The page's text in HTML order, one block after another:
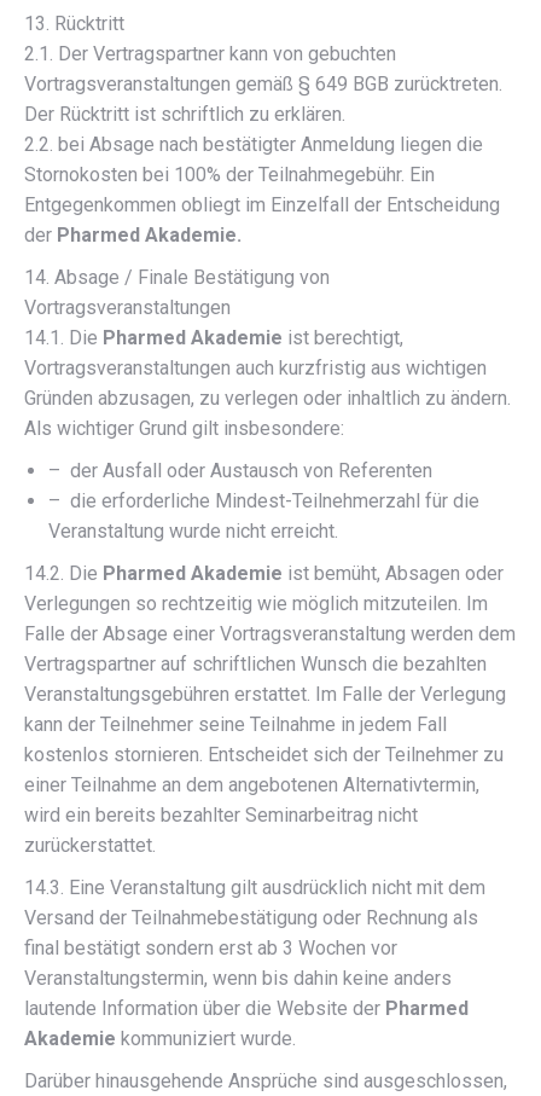
13. Rücktritt
2.1. Der Vertragspartner kann von gebuchten
Vortragsveranstaltungen gemäß § 649 BGB zurücktreten.
Der Rücktritt ist schriftlich zu erklären.
2.2. bei Absage nach bestätigter Anmeldung liegen die
Stornokosten bei 100% der Teilnahmegebühr. Ein
Entgegenkommen obliegt im Einzelfall der Entscheidung
der Pharmed Akademie.
14. Absage / Finale Bestätigung von
Vortragsveranstaltungen
14.1. Die Pharmed Akademie ist berechtigt,
Vortragsveranstaltungen auch kurzfristig aus wichtigen
Gründen abzusagen, zu verlegen oder inhaltlich zu ändern.
Als wichtiger Grund gilt insbesondere:
– der Ausfall oder Austausch von Referenten
– die erforderliche Mindest-Teilnehmerzahl für die
Veranstaltung wurde nicht erreicht.
14.2. Die Pharmed Akademie ist bemüht, Absagen oder
Verlegungen so rechtzeitig wie möglich mitzuteilen. Im
Falle der Absage einer Vortragsveranstaltung werden dem
Vertragspartner auf schriftlichen Wunsch die bezahlten
Veranstaltungsgebühren erstattet. Im Falle der Verlegung
kann der Teilnehmer seine Teilnahme in jedem Fall
kostenlos stornieren. Entscheidet sich der Teilnehmer zu
einer Teilnahme an dem angebotenen Alternativtermin,
wird ein bereits bezahlter Seminarbeitrag nicht
zurückerstattet.
14.3. Eine Veranstaltung gilt ausdrücklich nicht mit dem
Versand der Teilnahmebestätigung oder Rechnung als
final bestätigt sondern erst ab 3 Wochen vor
Veranstaltungstermin, wenn bis dahin keine anders
lautende Information über die Website der Pharmed
Akademie kommuniziert wurde.
Darüber hinausgehende Ansprüche sind ausgeschlossen,